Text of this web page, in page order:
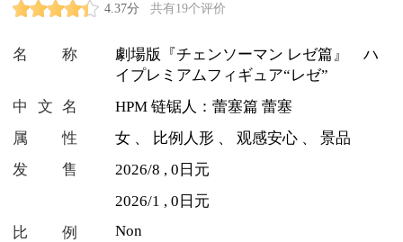
4.37分 共有19个评价
名称
劇場版『チェンソーマン レゼ篇』 ハ
イプレミアムフィギュア“レゼ”
中文名
HPM 链锯人：蕾塞篇 蕾塞
属性
女、 比例人形、 观感安心、 景品
发售
2026/8 , 0日元
2026/1 , 0日元
比例
Non